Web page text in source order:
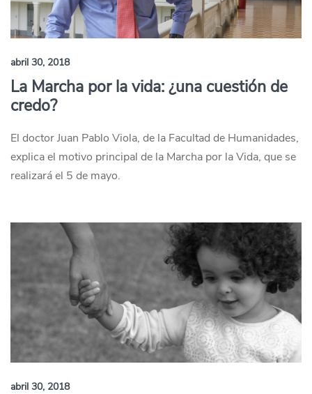
abril 30, 2018
La Marcha por la vida: ¿una cuestión de
credo?
El doctor Juan Pablo Viola, de la Facultad de Humanidades,
explica el motivo principal de la Marcha por la Vida, que se
realizará el 5 de mayo.
abril 30, 2018